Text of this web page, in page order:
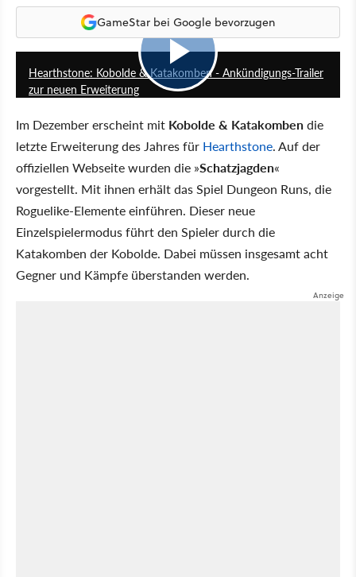
GameStar bei Google bevorzugen
1:39
Hearthstone: Kobolde & Katakomben - Ankündigungs-Trailer
zur neuen Erweiterung
Im Dezember erscheint mit Kobolde & Katakombendie
letzte Erweiterung des Jahres für Hearthstone. Auf der
offiziellen Webseite wurden die »Schatzjagden«
vorgestellt. Mit ihnen erhält das Spiel Dungeon Runs, die
Roguelike-Elemente einführen. Dieser neue
Einzelspielermodus führt den Spieler durch die
Katakomben der Kobolde. Dabei müssen insgesamt acht
Gegner und Kämpfe überstanden werden.